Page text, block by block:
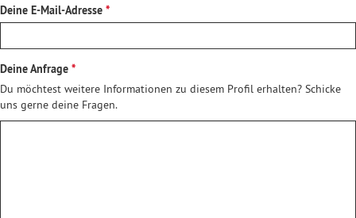
Deine E-Mail-Adresse
Deine Anfrage
Du möchtest weitere Informationen zu diesem Profil erhalten? Schicke
uns gerne deine Fragen.